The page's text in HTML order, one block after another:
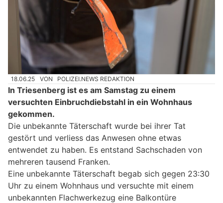
18.06.25 VON POLIZEI.NEWS REDAKTION
In Triesenberg ist es am Samstag zu einem
versuchten Einbruchdiebstahl in ein Wohnhaus
gekommen.
Die unbekannte Täterschaft wurde bei ihrer Tat
gestört und verliess das Anwesen ohne etwas
entwendet zu haben. Es entstand Sachschaden von
mehreren tausend Franken.
Eine unbekannte Täterschaft begab sich gegen 23:30
Uhr zu einem Wohnhaus und versuchte mit einem
unbekannten Flachwerkezug eine Balkontüre